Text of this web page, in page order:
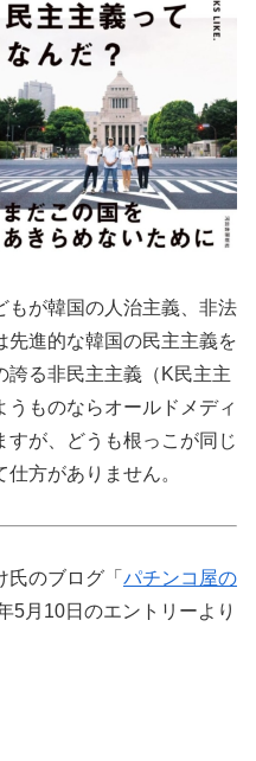
もが韓国の人治主義、非法
先進的な韓国の民主主義を
誇る非民主主義（K民主主
ものならオールドメディ
すが、どうも根っこが同じ
方がありません。
のブログ「 パチンコ屋の
5月10日のエントリーより